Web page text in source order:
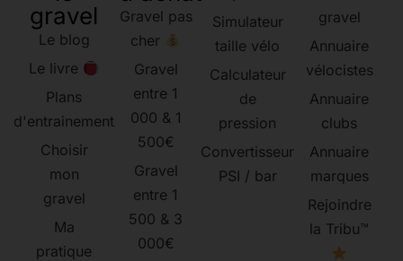
gravel
Le blog
Le livre
Plans
d'entrainement
Choisir
mon
gravel
Ma
pratique
Gravel pas
cher
Gravel
entre 1
000 & 1
500€
Gravel
entre 1
500 & 3
000€
Simulateur
taille vélo
Calculateur
de
pression
Convertisseur
PSI / bar
gravel
Annuaire
vélocistes
Annuaire
clubs
Annuaire
marques
Rejoindre
la Tribu™